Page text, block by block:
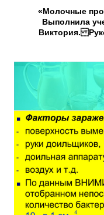
«Молочные
Выполнила
Виктория.